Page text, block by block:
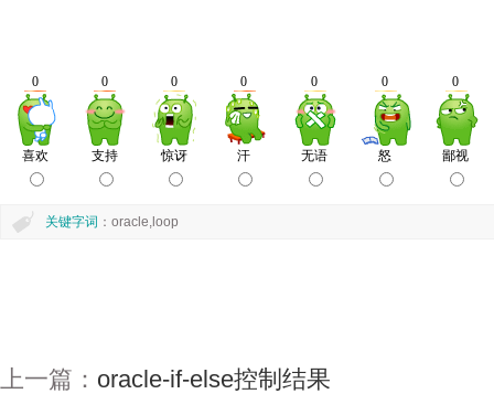
关键字词 ：oracle,loop
上一篇： oracle-if-else控制结果